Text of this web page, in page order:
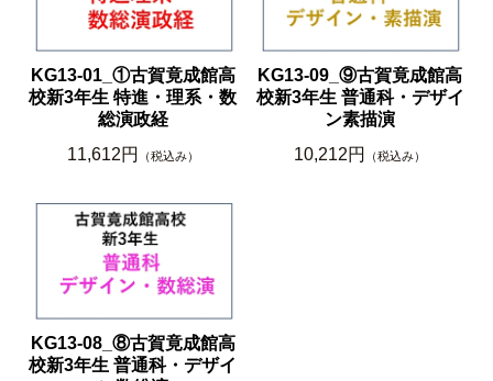
KG13-01_①古賀竟成館高
校新3年生 特進・理系・数
総演政経
11,612円
（税込み）
KG13-09_⑨古賀竟成館高
校新3年生 普通科・デザイ
ン素描演
10,212円
（税込み）
KG13-08_⑧古賀竟成館高
校新3年生 普通科・デザイ